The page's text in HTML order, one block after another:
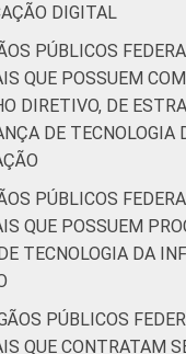
DIGITAL
PÚBLICOS
QUE POSSUEM
DIRETIVO, DE
DE TECNOLOGIA
PÚBLICOS
QUE POSSUEM
TECNOLOGIA DA
PÚBLICOS
QUE CONTRATAM